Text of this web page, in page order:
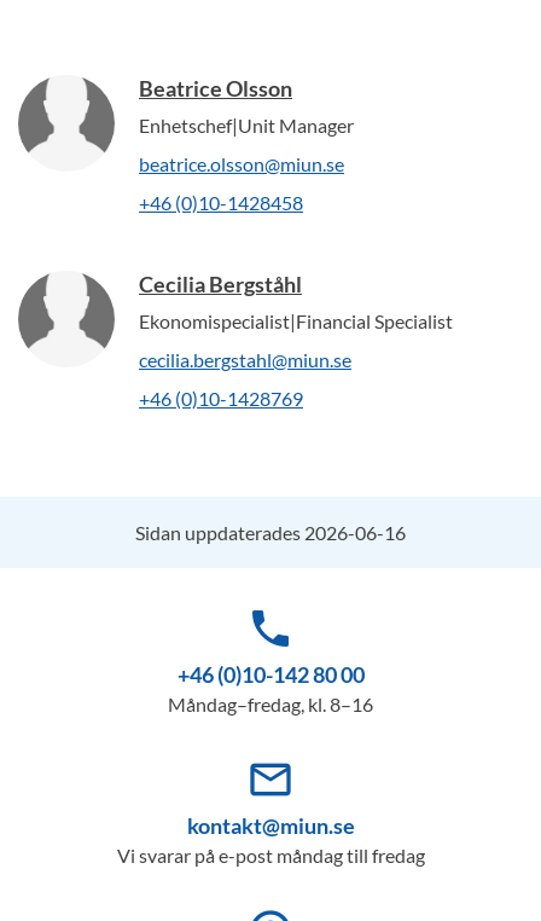
Beatrice Olsson
Enhetschef|Unit Manager
beatrice.olsson@miun.se
+46 (0)10-1428458
Cecilia Bergståhl
Ekonomispecialist|Financial Specialist
cecilia.bergstahl@miun.se
+46 (0)10-1428769
Sidan uppdaterades 2026-06-16
phone
+46 (0)10-142 80 00
Måndag–fredag, kl. 8–16
mail_outline
kontakt@miun.se
Vi svarar på e-post måndag till fredag